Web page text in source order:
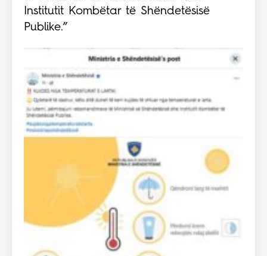
Institutit Kombëtar të Shëndetësisë
Publike.”